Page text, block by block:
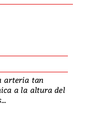
arteria tan
a la altura del